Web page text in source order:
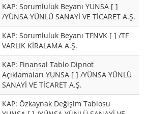
KAP: Sorumluluk Beyanı YUNSA [ ]
/YÜNSA YÜNLÜ SANAYİ VE TİCARET A.Ş.
KAP: Sorumluluk Beyanı TFNVK [ ] /TF
VARLIK KİRALAMA A.Ş.
KAP: Finansal Tablo Dipnot
Açıklamaları YUNSA [ ] /YÜNSA YÜNLÜ
SANAYİ VE TİCARET A.Ş.
KAP: Özkaynak Değişim Tablosu